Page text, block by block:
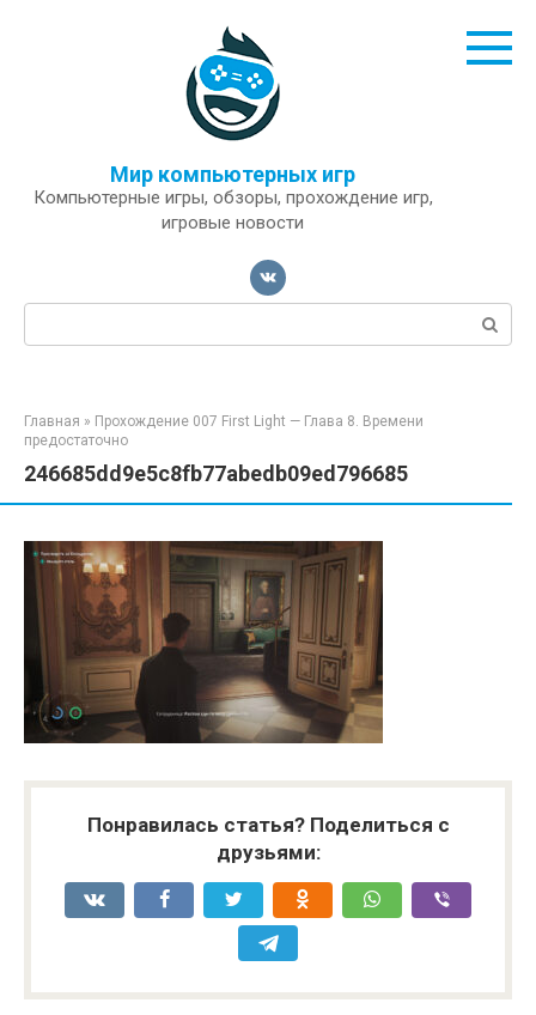
Мир компьютерных игр
Компьютерные игры, обзоры, прохождение игр,
игровые новости
Поиск:
Главная » Прохождение 007 First Light — Глава 8. Времени
предостаточно
246685dd9e5c8fb77abedb09ed796685
Понравилась статья? Поделиться с
друзьями: